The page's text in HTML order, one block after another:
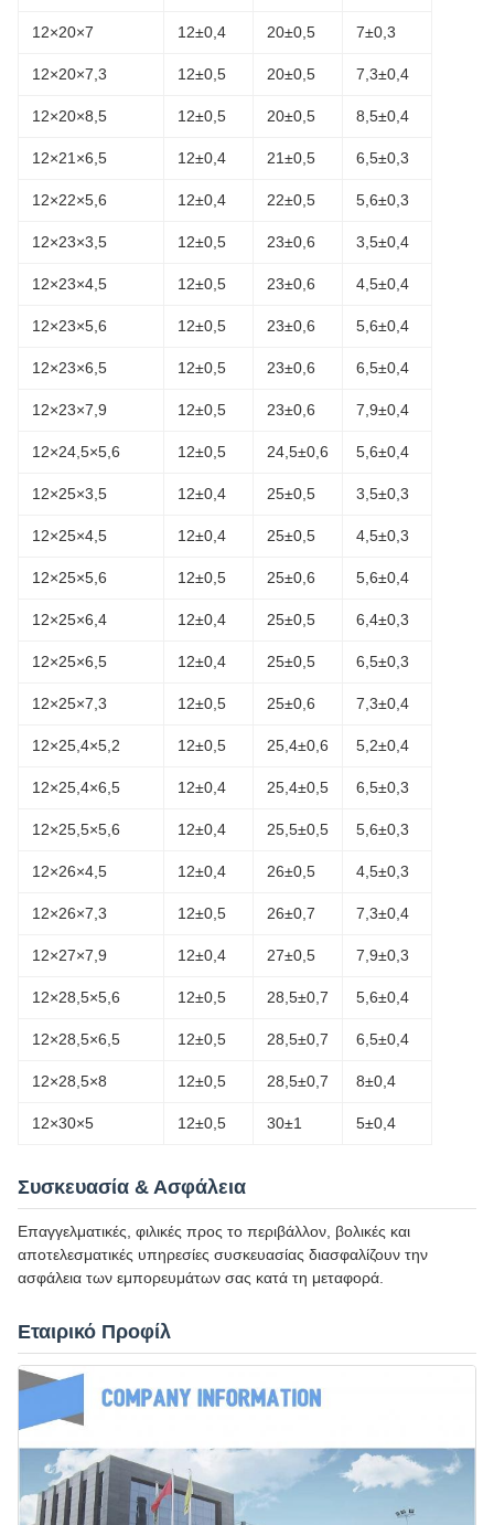
12×20×7 12±0,4 20±0,5 7±0,3
12×20×7,3 12±0,5 20±0,5 7,3±0,4
12×20×8,5 12±0,5 20±0,5 8,5±0,4
12×21×6,5 12±0,4 21±0,5 6,5±0,3
12×22×5,6 12±0,4 22±0,5 5,6±0,3
12×23×3,5 12±0,5 23±0,6 3,5±0,4
12×23×4,5 12±0,5 23±0,6 4,5±0,4
12×23×5,6 12±0,5 23±0,6 5,6±0,4
12×23×6,5 12±0,5 23±0,6 6,5±0,4
12×23×7,9 12±0,5 23±0,6 7,9±0,4
12×24,5×5,6 12±0,5 24,5±0,6 5,6±0,4
12×25×3,5 12±0,4 25±0,5 3,5±0,3
12×25×4,5 12±0,4 25±0,5 4,5±0,3
12×25×5,6 12±0,5 25±0,6 5,6±0,4
12×25×6,4 12±0,4 25±0,5 6,4±0,3
12×25×6,5 12±0,4 25±0,5 6,5±0,3
12×25×7,3 12±0,5 25±0,6 7,3±0,4
12×25,4×5,2 12±0,5 25,4±0,6 5,2±0,4
12×25,4×6,5 12±0,4 25,4±0,5 6,5±0,3
12×25,5×5,6 12±0,4 25,5±0,5 5,6±0,3
12×26×4,5 12±0,4 26±0,5 4,5±0,3
12×26×7,3 12±0,5 26±0,7 7,3±0,4
12×27×7,9 12±0,4 27±0,5 7,9±0,3
12×28,5×5,6 12±0,5 28,5±0,7 5,6±0,4
12×28,5×6,5 12±0,5 28,5±0,7 6,5±0,4
12×28,5×8 12±0,5 28,5±0,7 8±0,4
12×30×5 12±0,5 30±1 5±0,4
Συσκευασία & Ασφάλεια
Επαγγελματικές, φιλικές προς το περιβάλλον, βολικές και
αποτελεσματικές υπηρεσίες συσκευασίας διασφαλίζουν την
ασφάλεια των εμπορευμάτων σας κατά τη μεταφορά.
Εταιρικό Προφίλ